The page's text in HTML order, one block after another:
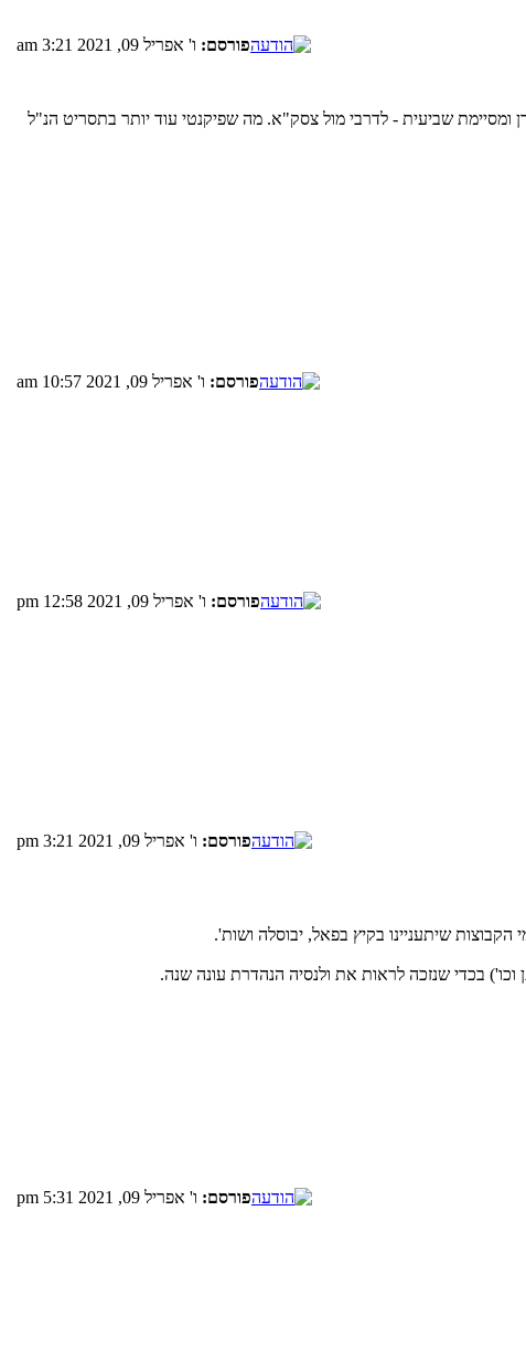
פורסם: ו' אפריל 09, 2021 3:21 am
ומסיימת שביעית - לדרבי מול צסק"א. מה שפיקנטי עוד יותר בתסריט הנ"ל
פורסם: ו' אפריל 09, 2021 10:57 am
פורסם: ו' אפריל 09, 2021 12:58 pm
פורסם: ו' אפריל 09, 2021 3:21 pm
שיתעניינו בקיץ בפאל, יבוסלה ושות'.
פורסם: ו' אפריל 09, 2021 5:31 pm